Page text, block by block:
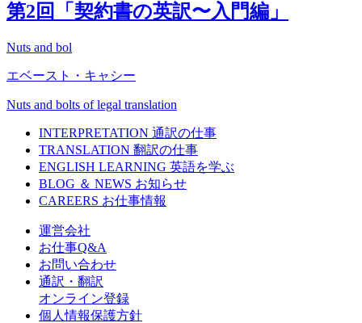
第2回「契約書の英訳〜入門編」
Nuts and bol
エベースト・キャシー
Nuts and bolts of legal translation
INTERPRETATION 通訳の仕事
TRANSLATION 翻訳の仕事
ENGLISH LEARNING 英語を学ぶ
BLOG ＆ NEWS お知らせ
CAREERS お仕事情報
運営会社
お仕事Q&A
お問い合わせ
通訳・翻訳
オンライン登録
個人情報保護方針